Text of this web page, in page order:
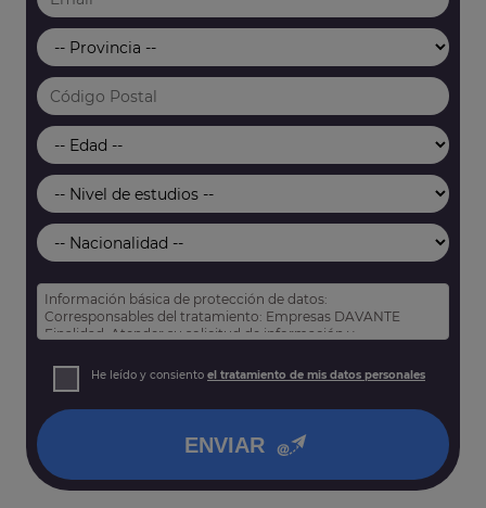
Información básica de protección de datos:
Corresponsables del tratamiento: Empresas DAVANTE
Finalidad: Atender su solicitud de información y
Derechos: Puede acceder, rectificar y suprimir sus datos,
así como otros derechos tal y como se explica en nuestra
He leído y consiento el tratamiento de mis datos personales
ENVIAR